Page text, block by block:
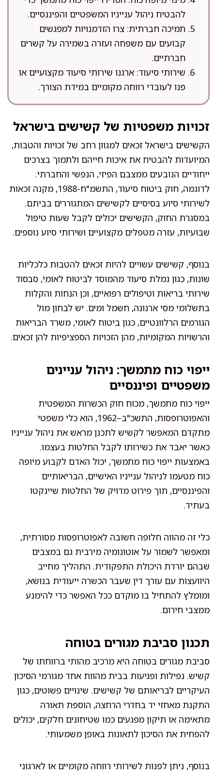
להבטיח ניהול ענייניו המשפטיים והפיננסיים.
תמיכה חברתית: צרו הזדמנויות למפגשים
קבועים עם משפחה ועזרה בשמירה על קשרים
חברתיים.
שירותי סיעוד: ארגנו שירותי סיעוד מקצועיים או
פנו לעובדי רווחה מקומיים במידת הצורך.
זכויות משפטיות של קשישים בישראל
הקשישים בישראל זכאים למגוון רחב של זכויות והטבות,
המיועדות להבטיח את איכות חייהם ולתמוך בצרכים
ייחודיים הנובעים ממצבם הפיזי, הנפשי והחברתי.
לדוגמה, חוק ביטוח סיעוד, התשמ"ח-1988, מקנה זכאות
לשירותי סיוע בסיסיים לקשישים המתגוררים בביתם.
במסגרת החוק, הקשישים יכולים לקבל שעות טיפול
שבועיות, עזרה מטפלים מקצועיים ושירותי סיוע נוספים.
בנוסף, קשישים עשויים להיות זכאים להטבות כלכליות
שונות, כגון גמלת סיעוד מהמוסד לביטוח לאומי, סבסוד
שירותי בריאות וטיפולים רפואיים, וכן הנחות והקלות
בתשלומי מסי ארנונה, חשמל ומים. יש לבחון מול
הגורמים הרלוונטיים, כגון ביטוח לאומי, משרד הבריאות
והרשויות המקומיות, מהן הזכויות הספציפיות להן זכאים.
ייפוי כוח מתמשך: ניהול עניינים
משפטיים ופיננסיים
ייפוי כוח מתמשך, מכוח חוק הכשרות המשפטית
והאפוטרופסות, התשכ"ב–1962, הוא כלי משפטי
מתקדם המאפשר לקשיש לתכנן מראש את ניהול ענייניו
כאשר יאבד את כשירותו לקבל החלטות בעצמו.
באמצעות ייפוי כוח מתמשך, יכול האדם לקבוע מיופה
כוח מטעמו לניהול ענייניו האישיים, הבריאותיים
והפיננסיים, תוך פירוט מדויק של החלטות שיינקטו
בעתיד.
כלי זה מהווה חלופה חשובה לאפוטרופסות מסורתית,
ומאפשר לשמור על אוטונומיה מירבית גם במצבים
שבהם יורדת היכולת התפקודית. התהליך מחייב
היוועצות עם עורך דין שעבר הכשרה ייעודית בנושא,
ומומלץ להתחיל בו מוקדם ככל האפשר כדי להימנע
ממצבי חירום.
תכנון סביבת מגורים בטוחה
סביבת מגורים בטוחה היא מרכיב מהותי ברווחתו של
קשיש. נפילות ופגיעות בבית מהוות אחד מגורמי הסיכון
העיקריים לבריאותם של קשישים. שינויים פשוטים, כגון
התקנת מאחזי יד בחדרי הרחצה, הוספת תאורה
מתאימה או תיקון מפגעים כמו שטיחונים חלקים, יכולים
להפחית את הסיכון לתאונות באופן משמעותי.
בנוסף, ניתן לפנות לשירותי רווחה מקומיים או לארגוני